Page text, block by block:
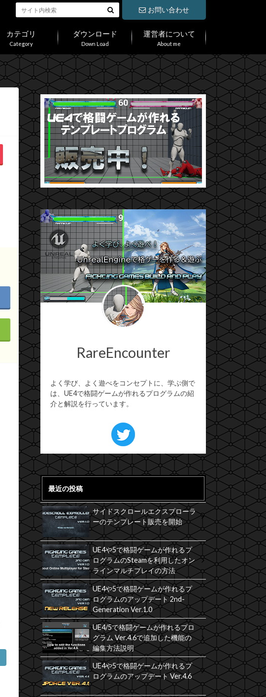
お問い合わせ
Category
カテゴリ
Down Load
ダウンロード
About me
運営者について
RareEncounter
よく学び、よく遊べをコンセプトに、学ぶ側で
は、UE4で格闘ゲームが作れるプログラムの紹
介と解説を行っています。
最近の投稿
サイドスクロールエクスプローラ
ーのテンプレート販売を開始
UE4や5で格闘ゲームが作れるプ
ログラムのSteamを利用したオン
ラインマルチプレイの方法
UE4や5で格闘ゲームが作れるプ
ログラムのアップデート 2nd-
Generation Ver.1.0
UE4/5で格闘ゲームが作れるプロ
グラム Ver.4.6で追加した機能の
編集方法説明
UE4や5で格闘ゲームが作れるプ
ログラムのアップデート Ver.4.6